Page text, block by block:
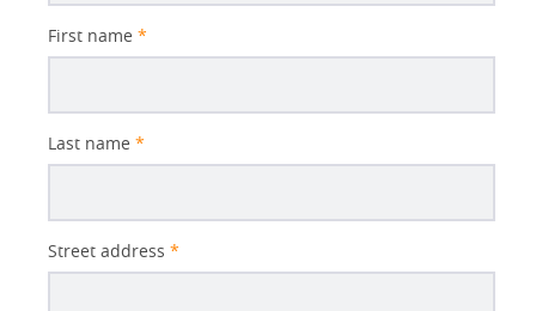
First name *
Last name *
Street address *